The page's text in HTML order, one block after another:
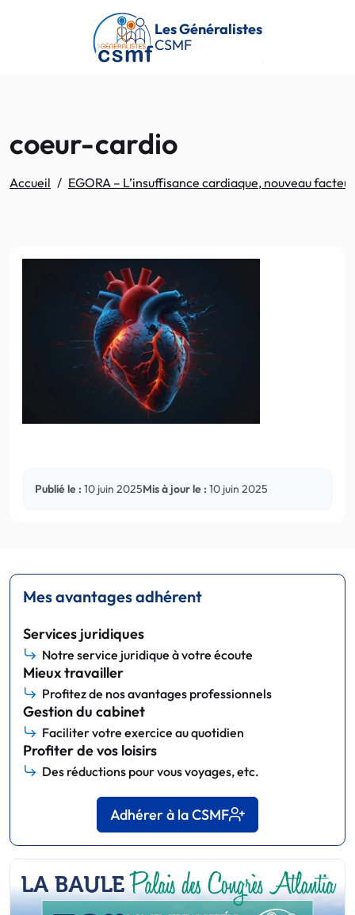
Passer au contenu principal
Les Généralistes
CSMF
coeur-cardio
Accueil EGORA – L’insuffisance cardiaque, nouveau
Publié le : 10 juin 2025Mis à jour le : 10 juin 2025
Mes avantages adhérent
Services juridiques
Notre service juridique à votre écoute
Mieux travailler
Profitez de nos avantages professionnels
Gestion du cabinet
Faciliter votre exercice au quotidien
Profiter de vos loisirs
Des réductions pour vous voyages, etc.
Adhérer à la CSMF